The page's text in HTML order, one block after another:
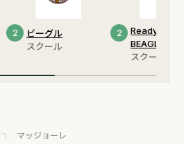
2
ビーグル
スクール
2
Ready Up by
BEAGLE
スクール
マッジョーレ